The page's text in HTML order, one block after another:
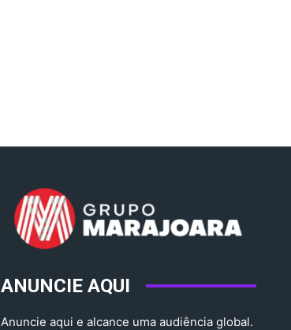
ANUNCIE AQUI
Anuncie aqui e alcance uma audiência global.